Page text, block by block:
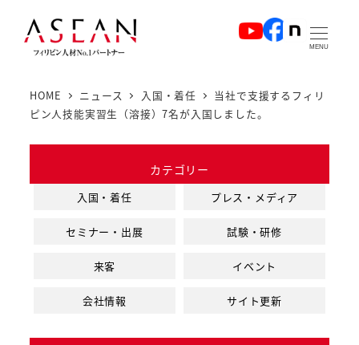
MENU
HOME ニュース 入国・着任
当社で支援するフィリ
ピン人技能実習生（溶接）7名が入国しました。
カテゴリー
入国・着任 プレス・メディア
セミナー・出展 試験・研修
来客 イベント
会社情報 サイト更新